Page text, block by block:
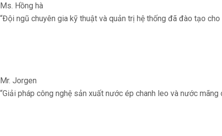
Ms. Hồng hà
“Đội ngũ chuyên gia kỹ thuật và quản trị hệ thống đã đào tạo
Mr. Jorgen
“Giải pháp công nghệ sản xuất nước ép chanh leo và nước